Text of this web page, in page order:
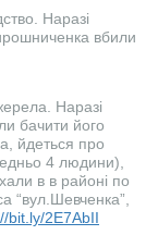
Наразі
вбили
Наразі
бачити його
йдеться про
4 людини),
в в районі по
“вул.Шевченка”,
bit.ly/2E7AbII